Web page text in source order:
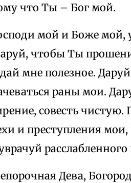
что Ты – Бог мой.
мой и Боже мой,
чтобы Ты
мне полезное.
раны мои.
совесть
и преступления
Дева,